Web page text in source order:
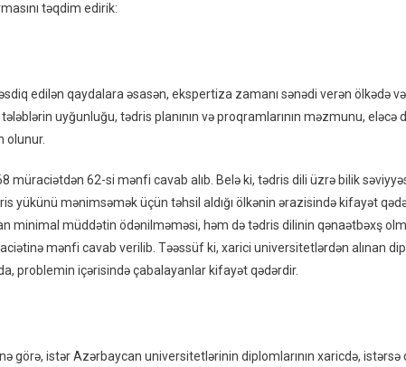
təqdim edirik:
edilən qaydalara əsasən, ekspertiza zamanı sənədi verən ölkədə
uyğunluğu, tədris planının və proqramlarının məzmunu, eləcə
olunur.
müraciətdən 62-si mənfi cavab alıb. Belə ki, tədris dili üzrə bilik
yükünü mənimsəmək üçün təhsil aldığı ölkənin ərazisində kifayət
minimal müddətin ödənilməməsi, həm də tədris dilinin qənaətbəxş
mənfi cavab verilib. Təəssüf ki, xarici universitetlərdən alınan
problemin içərisində çabalayanlar kifayət qədərdir.
görə, istər Azərbaycan universitetlərinin diplomlarının xaricdə, istərsə